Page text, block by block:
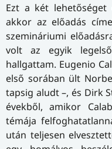
Ezt a két
akkor az előadás
sze­mi­ná­ri­u­mi
volt az egyik
hallgattam. Eugenio
első sorában ült
tapsig aludt –, és Dirk
évekből, amikor
témája
után teljesen